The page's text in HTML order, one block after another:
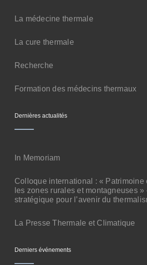
Faire un don
La médecine thermale
La cure thermale
Recherche
Formation des médecins thermaux
Dernières actualités
In Memoriam
Colloque international : « Patrimoine
les zones rurales et montagneuses »
stratégique pour l’avenir du
La Presse Thermale et Climatique
Derniers événements